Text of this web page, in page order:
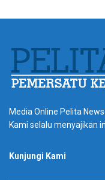
Media Online Pelita News
Kami selalu menyajikan
Kunjungi Kami